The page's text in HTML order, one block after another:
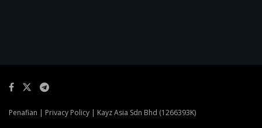
Penafian | Privacy Policy | Kayz Asia Sdn Bhd (1266393K)